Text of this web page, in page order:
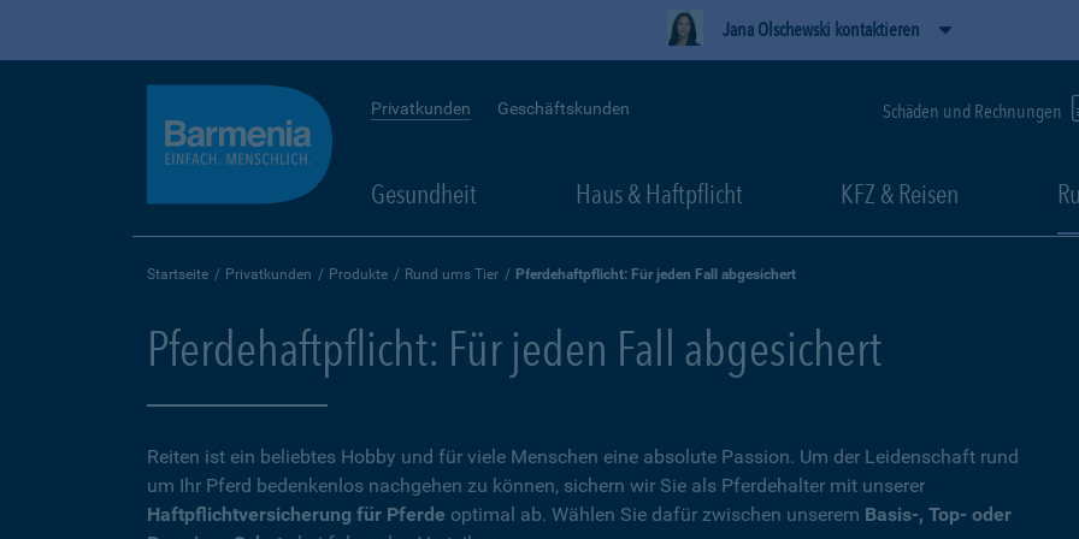
Jana Olschewski kontaktieren
Privatkunden Geschäftskunden Schäden und Rechnungen
Gesundheit Haus & Haftpflicht KFZ & Reisen
Startseite Privatkunden Produkte Rund ums Tier Pferdehaftpflicht: Für jeden Fall abgesichert
Pferdehaftpflicht: Für jeden Fall abgesichert
Reiten ist ein beliebtes Hobby und für viele Menschen eine absolute Passion. Um der Leidenschaft rund
um Ihr Pferd bedenkenlos nachgehen zu können, sichern wir Sie als Pferdehalter mit unserer
Haftpflichtversicherung für Pferde optimal ab. Wählen Sie dafür zwischen unserem Basis-, Top- oder